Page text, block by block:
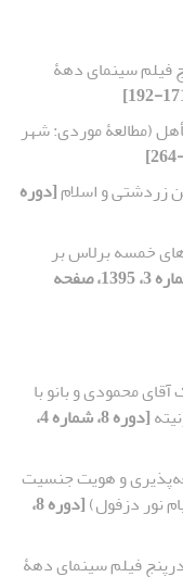
فیلم سینمای دهۀ
(مطالعۀ موردی: شهر
زردشتی و اسلام[دوره
خمسه برلاس بر
[دوره 8، شماره 3، 1395، صفحه
محمودی و بانو با
[دوره 8، شماره 4،
و هویت جنسیت
نور دزفول)
[دوره 8،
درپنج فیلم سینمای دهۀ